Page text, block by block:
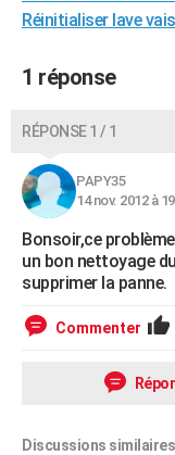
Destinations
City break
Voyage nature
Voyage de noces
Forum
Climat
PHOTO
GUIDES D'ACHAT
Carte de Noël
Carte Bonne année
Carte Saint-Valentin
Carte Pâques
Carte d'anniversaire
DICTIONNAIRE
Dictionnaire
Biographies
Citations
Expressions
Proverbes
PROGRAMME TV
COPAINS D'AVANT
S'inscrire
Se connecter
Lycées
Collèges
Primaires
Universités
Entreprises
Service militaire
Avis de recherche
AVIS DE DÉCÈS
Réinitialiser lave
1 réponse
RÉPONSE 1 / 1
PAPY35
14 nov. 2012 à
Bonsoir,ce
un bon nettoyage
supprimer la panne.
Commenter
Discussions similaires